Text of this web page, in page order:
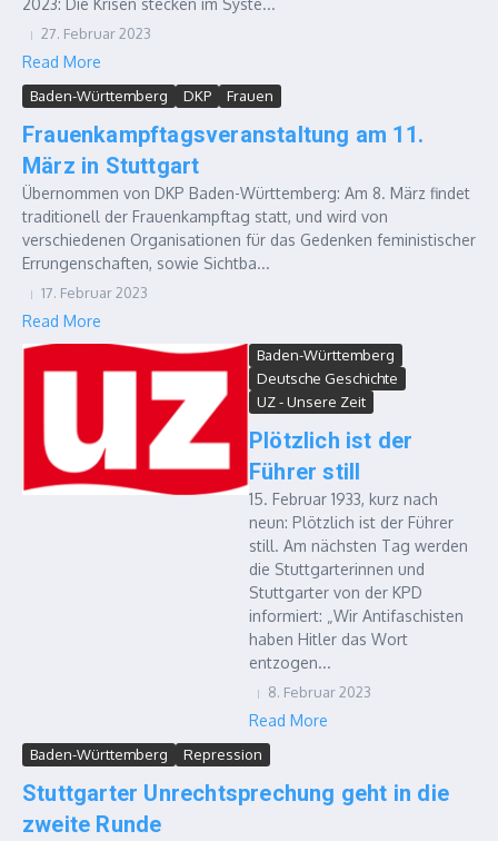
2023: Die Krisen stecken im Syste...
27. Februar 2023
Read More
Baden-Württemberg DKP Frauen
Frauenkampftagsveranstaltung am 11.
März in Stuttgart
Übernommen von DKP Baden-Württemberg: Am 8. März findet
traditionell der Frauenkampftag statt, und wird von
verschiedenen Organisationen für das Gedenken feministischer
Errungenschaften, sowie Sichtba...
17. Februar 2023
Read More
Baden-Württemberg
Deutsche Geschichte
UZ - Unsere Zeit
Plötzlich ist der
Führer still
15. Februar 1933, kurz nach
neun: Plötzlich ist der Führer
still. Am nächsten Tag werden
die Stuttgarterinnen und
Stuttgarter von der KPD
informiert: „Wir Antifaschisten
haben Hitler das Wort
entzogen...
8. Februar 2023
Read More
Baden-Württemberg Repression
Stuttgarter Unrechtsprechung geht in die
zweite Runde